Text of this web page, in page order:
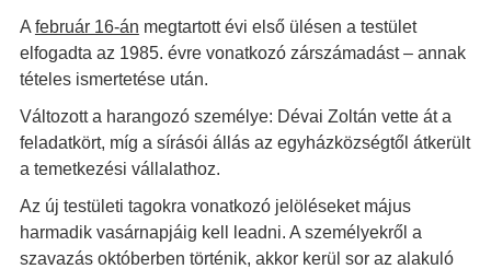
A február 16-án megtartott évi első ülésen a testület
elfogadta az 1985. évre vonatkozó zárszámadást – annak
tételes ismertetése után.
Változott a harangozó személye: Dévai Zoltán vette át a
feladatkört, míg a sírásói állás az egyházközségtől átkerült
a temetkezési vállalathoz.
Az új testületi tagokra vonatkozó jelöléseket május
harmadik vasárnapjáig kell leadni. A személyekről a
szavazás októberben történik, akkor kerül sor az alakuló